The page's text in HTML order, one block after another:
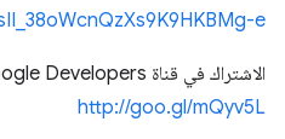
e
الاشتراك في قناة Google Developers على الرابط التالي:
http://goo.gl/mQyv5L